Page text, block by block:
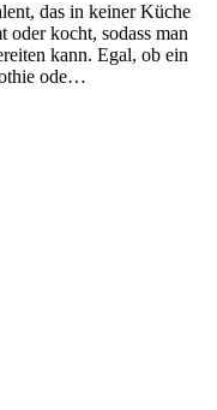
das in keiner Küche
kocht, sodass man
kann. Egal, ob ein
ode…